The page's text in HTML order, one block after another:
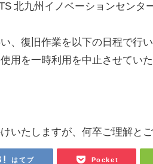
北九州イノベーションセンタ
、復旧作業を以下の日程で行い
用を一時利用を中止させていた
いたしますが、何卒ご理解と
はてブ Pocket